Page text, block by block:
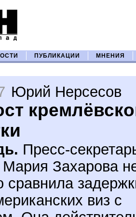
ПУБЛИКАЦИИ МНЕНИЯ
Юрий Нерсесов
Пресс-
Захарова
сравнила
виз с